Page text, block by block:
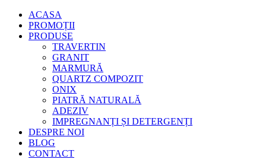
ACASA
PROMOȚII
PRODUSE
TRAVERTIN
GRANIT
MARMURĂ
QUARTZ COMPOZIT
ONIX
PIATRĂ NATURALĂ
ADEZIV
IMPREGNANȚI ȘI DETERGENȚI
DESPRE NOI
BLOG
CONTACT